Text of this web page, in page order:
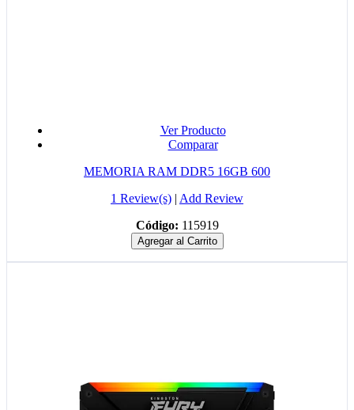
Ver Producto
Comparar
MEMORIA RAM DDR5 16GB 600
1 Review(s) | Add Review
Código: 115919
Agregar al Carrito